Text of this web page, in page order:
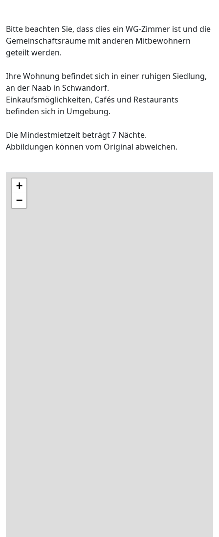
Bitte beachten Sie, dass dies ein WG-Zimmer ist und die
Gemeinschaftsräume mit anderen Mitbewohnern
geteilt werden.
Ihre Wohnung befindet sich in einer ruhigen Siedlung,
an der Naab in Schwandorf.
Einkaufsmöglichkeiten, Cafés und Restaurants
befinden sich in Umgebung.
Die Mindestmietzeit beträgt 7 Nächte.
Abbildungen können vom Original abweichen.
+
−